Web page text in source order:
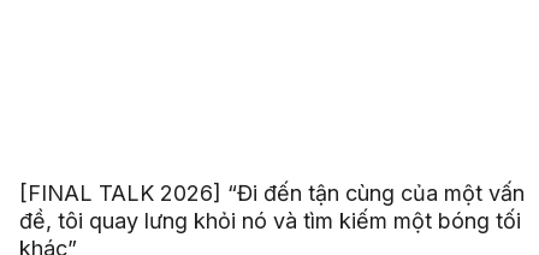
[FINAL TALK 2026] “Đi đến tận cùng của một vấn
đề, tôi quay lưng khỏi nó và tìm kiếm một bóng tối
khác”